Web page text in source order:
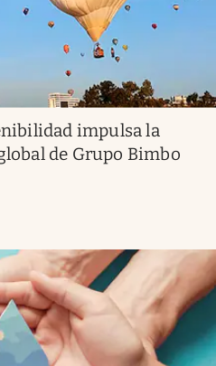
impulsa la
de Grupo Bimbo